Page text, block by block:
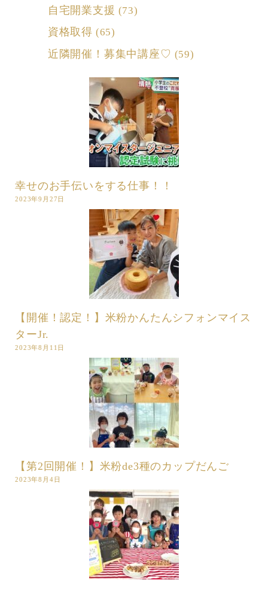
自宅開業支援 (73)
資格取得 (65)
近隣開催！募集中講座♡ (59)
幸せのお手伝いをする仕事！！
2023年9月27日
【開催！認定！】米粉かんたんシフォンマイス
ターJr.
2023年8月11日
【第2回開催！】米粉de3種のカップだんご
2023年8月4日